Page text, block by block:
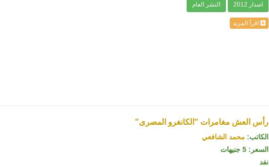
اصدار 2012 النشر العام
اقرأ المزيد
رأس العش مغامرات "الكانغرو المصرى"
الكاتب: محمد الشافعي
السعر: 5 جنيهات
نفد